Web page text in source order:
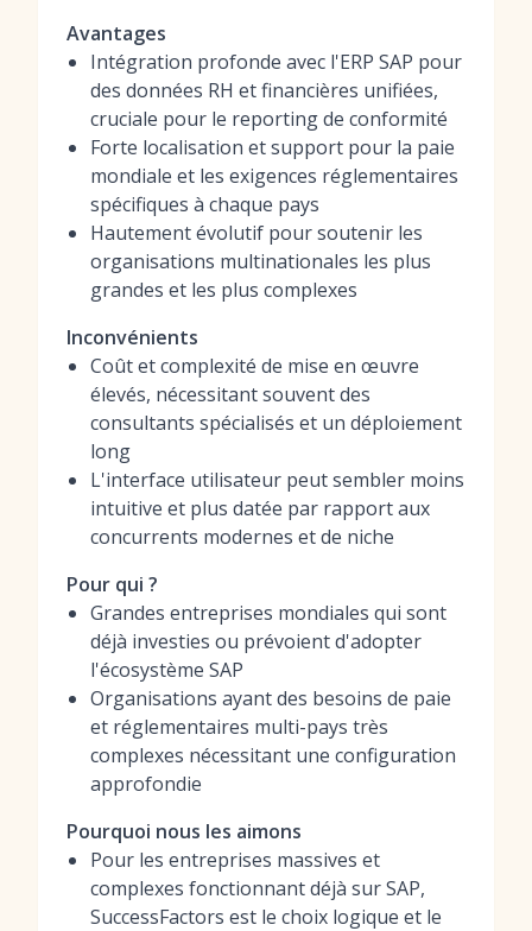
Avantages
Intégration profonde avec l'ERP SAP pour
des données RH et financières unifiées,
cruciale pour le reporting de conformité
Forte localisation et support pour la paie
mondiale et les exigences réglementaires
spécifiques à chaque pays
Hautement évolutif pour soutenir les
organisations multinationales les plus
grandes et les plus complexes
Inconvénients
Coût et complexité de mise en œuvre
élevés, nécessitant souvent des
consultants spécialisés et un déploiement
long
L'interface utilisateur peut sembler moins
intuitive et plus datée par rapport aux
concurrents modernes et de niche
Pour qui ?
Grandes entreprises mondiales qui sont
déjà investies ou prévoient d'adopter
l'écosystème SAP
Organisations ayant des besoins de paie
et réglementaires multi-pays très
complexes nécessitant une configuration
approfondie
Pourquoi nous les aimons
Pour les entreprises massives et
complexes fonctionnant déjà sur SAP,
SuccessFactors est le choix logique et le